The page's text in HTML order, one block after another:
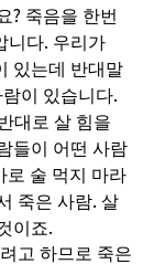
? 죽음을 한번
니다. 우리가
있는데 반대말
이 있습니다.
대로 살 힘을
들이 어떤 사람
로 술 먹지 마라
죽은 사람. 살
이죠.
고 하므로 죽은